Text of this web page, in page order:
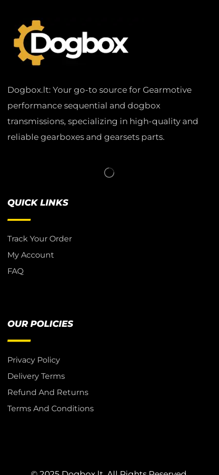
Dogbox.lt: Your go-to source for Gearmotive
performance sequential and dogbox
transmissions, specializing in high-quality and
reliable gearboxes and gearsets parts.
QUICK LINKS
Track Your Order
My Account
FAQ
OUR POLICIES
Privacy Policy
Delivery Terms
Refund And Returns
Terms And Conditions